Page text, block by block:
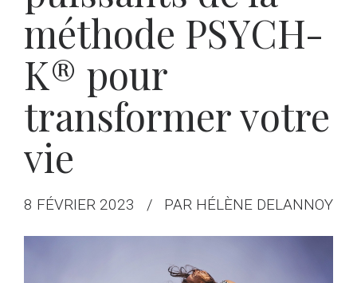
méthode PSYCH-
K® pour
transformer votre
vie
8 FÉVRIER 2023 PAR HÉLÈNE DELANNOY